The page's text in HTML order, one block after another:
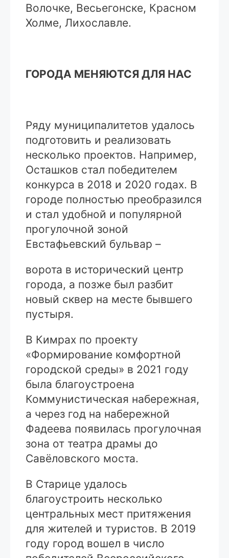
Волочке, Весьегонске, Красном
Холме, Лихославле.
ГОРОДА МЕНЯЮТСЯ ДЛЯ НАС
Ряду муниципалитетов удалось
подготовить и реализовать
несколько проектов. Например,
Осташков стал победителем
конкурса в 2018 и 2020 годах. В
городе полностью преобразился
и стал удобной и популярной
прогулочной зоной
Евстафьевский бульвар –
ворота в исторический центр
города, а позже был разбит
новый сквер на месте бывшего
пустыря.
В Кимрах по проекту
«Формирование комфортной
городской среды» в 2021 году
была благоустроена
Коммунистическая набережная,
а через год на набережной
Фадеева появилась прогулочная
зона от театра драмы до
Савёловского моста.
В Старице удалось
благоустроить несколько
центральных мест притяжения
для жителей и туристов. В 2019
году город вошел в число